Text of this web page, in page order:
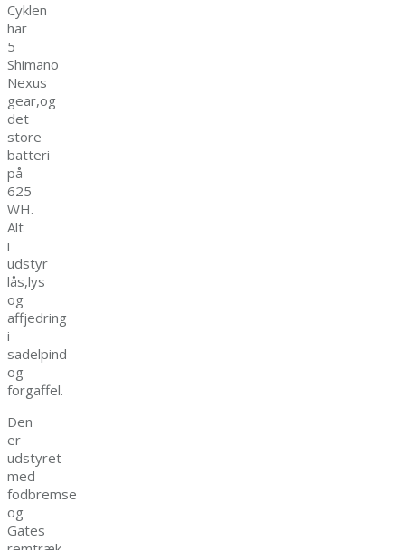
Cyklen
har
5
Shimano
Nexus
gear,og
det
store
batteri
på
625
WH.
Alt
i
udstyr
lås,lys
og
affjedring
i
sadelpind
og
forgaffel.
Den
er
udstyret
med
fodbremse
og
Gates